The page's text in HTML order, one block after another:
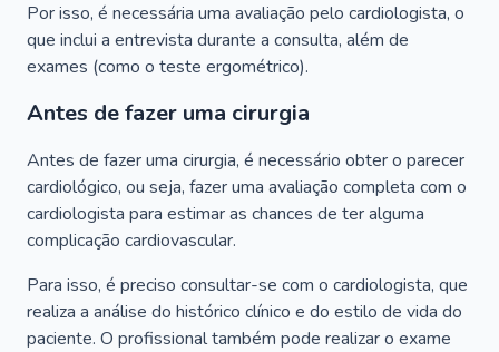
Por isso, é necessária uma avaliação pelo cardiologista, o
que inclui a entrevista durante a consulta, além de
exames (como o teste ergométrico).
Antes de fazer uma cirurgia
Antes de fazer uma cirurgia, é necessário obter o parecer
cardiológico, ou seja, fazer uma avaliação completa com o
cardiologista para estimar as chances de ter alguma
complicação cardiovascular.
Para isso, é preciso consultar-se com o cardiologista, que
realiza a análise do histórico clínico e do estilo de vida do
paciente. O profissional também pode realizar o exame